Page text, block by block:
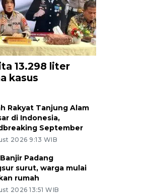
13.298 liter
kasus
Rakyat Tanjung Alam
di Indonesia,
September
2026 9:13 WIB
Padang
surut, warga mulai
rumah
2026 13:51 WIB